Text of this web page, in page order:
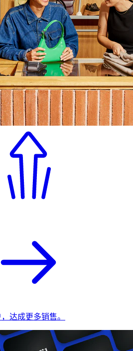
达成更多销售。